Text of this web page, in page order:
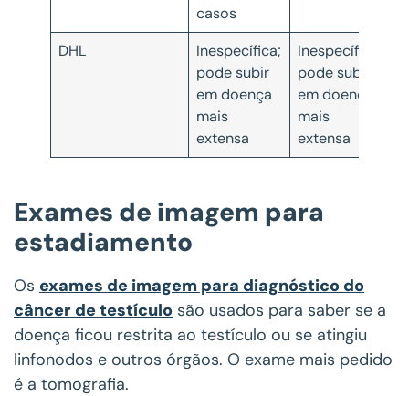
casos
DHL
Inespecífica;
pode subir
em doença
mais
extensa
Inespecífica;
pode subir
em doença
mais
extensa
Exames de imagem para
estadiamento
Os exames de imagem para diagnóstico do
câncer de testículo são usados para saber se a
doença ficou restrita ao testículo ou se atingiu
linfonodos e outros órgãos. O exame mais pedido
é a tomografia.